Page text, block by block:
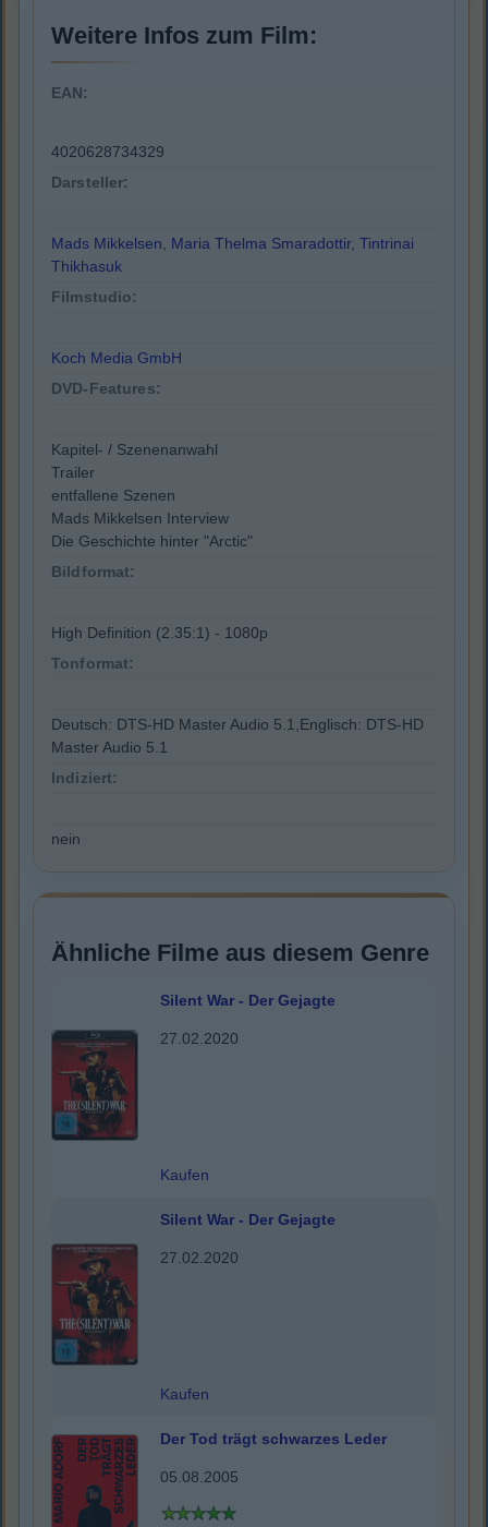
Weitere Infos zum Film:
EAN:
4020628734329
Darsteller:
Mads Mikkelsen, Maria Thelma Smaradottir, Tintrinai
Thikhasuk
Filmstudio:
Koch Media GmbH
DVD-Features:
Kapitel- / Szenenanwahl
Trailer
entfallene Szenen
Mads Mikkelsen Interview
Die Geschichte hinter "Arctic"
Bildformat:
High Definition (2.35:1) - 1080p
Tonformat:
Deutsch: DTS-HD Master Audio 5.1,Englisch: DTS-HD
Master Audio 5.1
Indiziert:
nein
Ähnliche Filme aus diesem Genre
Silent War - Der Gejagte
27.02.2020
Kaufen
Silent War - Der Gejagte
27.02.2020
Kaufen
Der Tod trägt schwarzes Leder
05.08.2005